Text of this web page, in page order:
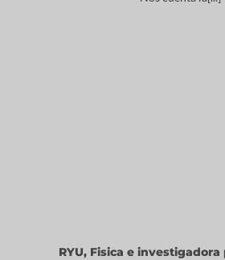
RYU, Fisica e